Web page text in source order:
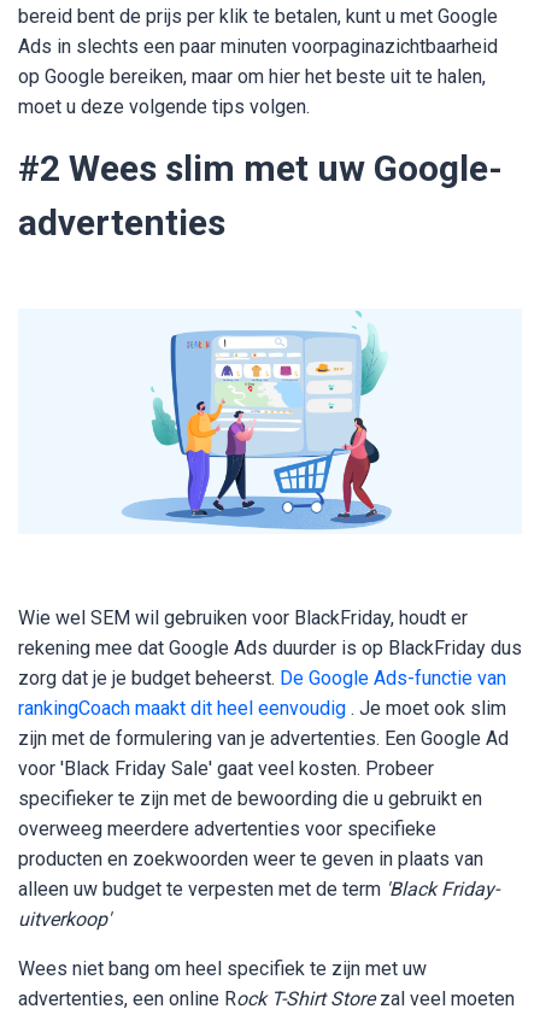
bereid bent de prijs per klik te betalen, kunt u met Google
Ads in slechts een paar minuten voorpaginazichtbaarheid
op Google bereiken, maar om hier het beste uit te halen,
moet u deze volgende tips volgen.
#2 Wees slim met uw Google-
advertenties
Wie wel SEM wil gebruiken voor BlackFriday, houdt er
rekening mee dat Google Ads duurder is op BlackFriday dus
zorg dat je je budget beheerst. De Google Ads-functie van
rankingCoach maakt dit heel eenvoudig . Je moet ook slim
zijn met de formulering van je advertenties. Een Google Ad
voor 'Black Friday Sale' gaat veel kosten. Probeer
specifieker te zijn met de bewoording die u gebruikt en
overweeg meerdere advertenties voor specifieke
producten en zoekwoorden weer te geven in plaats van
alleen uw budget te verpesten met de term 'Black Friday-
uitverkoop'
Wees niet bang om heel specifiek te zijn met uw
advertenties, een online Rock T-Shirt Storezal veel moeten